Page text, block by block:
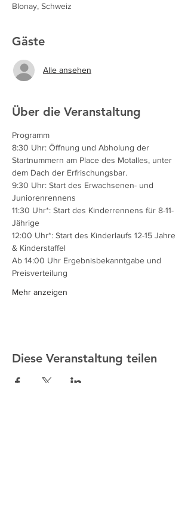
Blonay, Schweiz
Gäste
Alle ansehen
Über die Veranstaltung
Programm
8:30 Uhr: Öffnung und Abholung der
Startnummern am Place des Motalles, unter
dem Dach der Erfrischungsbar.
9:30 Uhr: Start des Erwachsenen- und
Juniorenrennens
11:30 Uhr*: Start des Kinderrennens für 8-11-
Jährige
12:00 Uhr*: Start des Kinderlaufs 12-15 Jahre
& Kinderstaffel
Ab 14:00 Uhr Ergebnisbekanntgabe und
Preisverteilung
Mehr anzeigen
Diese Veranstaltung teilen